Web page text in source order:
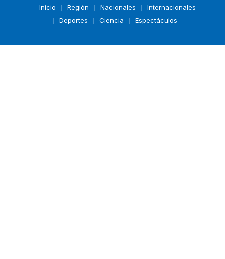
Inicio Región Nacionales
Internacionales
Deportes
Ciencia Espectáculos